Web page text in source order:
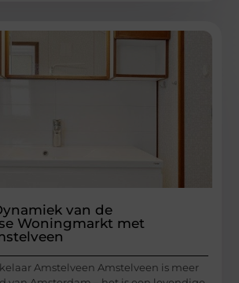
van de
Woningmarkt met
Amstelveen Amstelveen is meer